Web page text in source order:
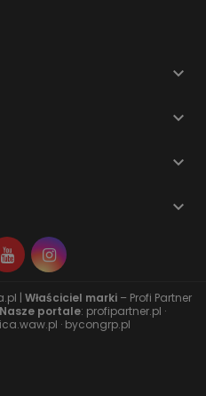




| Właściciel marki– Profi Partner
Nasze portale: profipartner.pl ·
· bycongrp.pl